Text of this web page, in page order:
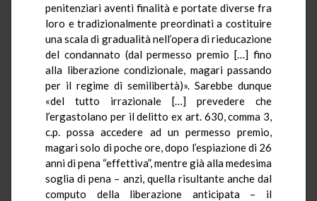
penitenziari aventi finalità e portate diverse fra
loro e tradizionalmente preordinati a costituire
una scala di gradualità nell’opera di rieducazione
del condannato (dal permesso premio […] fino
alla liberazione condizionale, magari passando
per il regime di semilibertà)». Sarebbe dunque
«del tutto irrazionale […] prevedere che
l’ergastolano per il delitto ex art. 630, comma 3,
c.p. possa accedere ad un permesso premio,
magari solo di poche ore, dopo l’espiazione di 26
anni di pena “effettiva”, mentre già alla medesima
soglia di pena – anzi, quella risultante anche dal
computo della liberazione anticipata – il